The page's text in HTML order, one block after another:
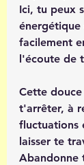
Ici, tu peux
facilement
l'écoute de
Cette
t'arrêter, à
fluctuations
laisser te
Abandonne